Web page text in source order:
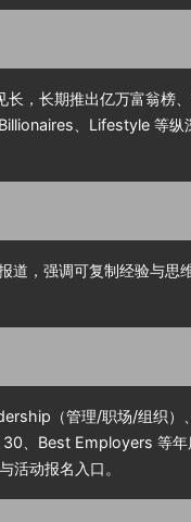
出快速决策。除了金融
业和文化等各类报道，
多元化的新闻和数据平
，长期推出亿万富翁榜、
、Lifestyle 等纵
道，强调可复制经验与思
（管理/职场/组织）、
、Best Employers 等年
活动报名入口。